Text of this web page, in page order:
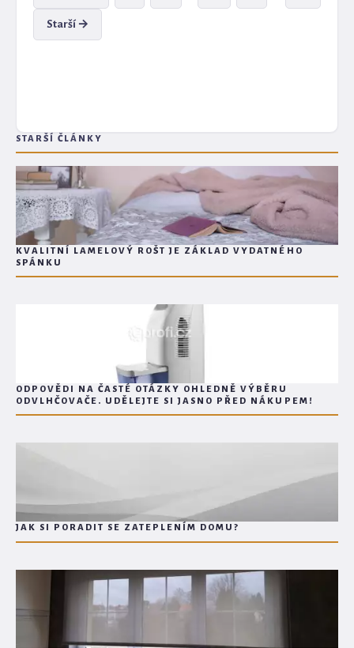
Starší →
STARŠÍ ČLÁNKY
KVALITNÍ LAMELOVÝ ROŠT JE ZÁKLAD VYDATNÉHO
SPÁNKU
ODPOVĚDI NA ČASTÉ OTÁZKY OHLEDNĚ VÝBĚRU
ODVLHČOVAČE. UDĚLEJTE SI JASNO PŘED NÁKUPEM!
JAK SI PORADIT SE ZATEPLENÍM DOMU?